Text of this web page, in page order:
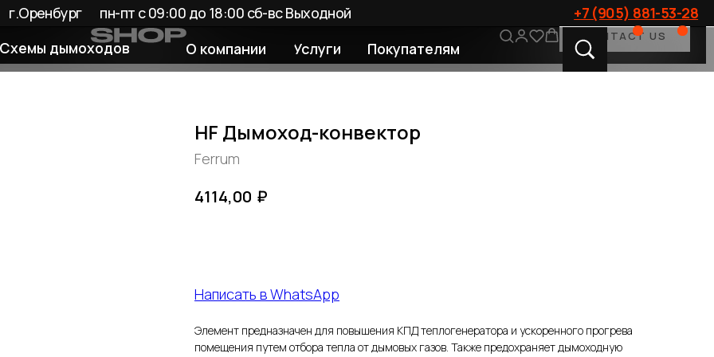
О компании
дымоходов Услуги Покупателям
+7 (905) 881-53-28
пн-пт с 09:00 до 18:00 сб-вс Выходной
CONTACT US
HF Дымоход-конвектор
Ferrum
4114,00 ₽
Написать в WhatsApp
Элемент предназначен для повышения КПД теплогенератора и ускоренного прогрева
помещения путем отбора тепла от дымовых газов. Также предохраняет дымоходную